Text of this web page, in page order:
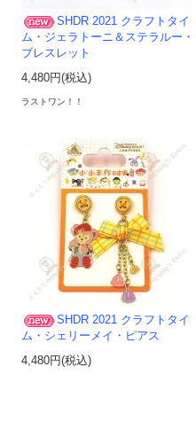
SHDR 2021 クラフトタイ
ム・ジェラトーニ＆ステラルー・
ブレスレット
4,480円(税込)
ラストワン！！
SHDR 2021 クラフトタイ
ム・シェリーメイ・ピアス
4,480円(税込)